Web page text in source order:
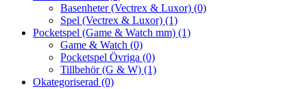
Basenheter (Vectrex & Luxor) (0)
Spel (Vectrex & Luxor) (1)
Pocketspel (Game & Watch mm) (1)
Game & Watch (0)
Pocketspel Övriga (0)
Tillbehör (G & W) (1)
Okategoriserad (0)